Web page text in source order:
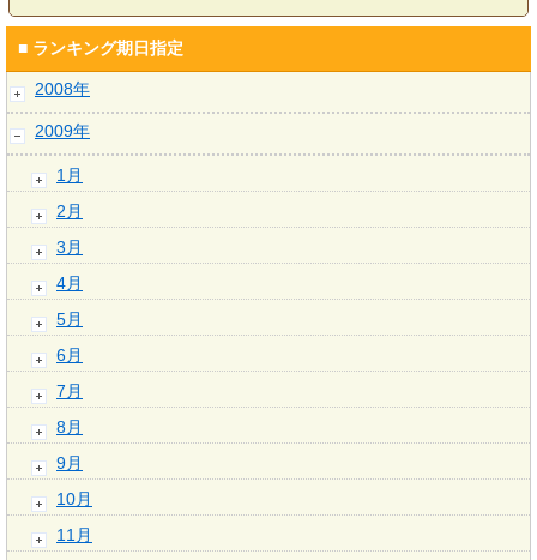
■ ランキング期日指定
2008年
2009年
1月
2月
3月
4月
5月
6月
7月
8月
9月
10月
11月